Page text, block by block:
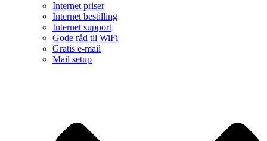
Internet priser
Internet bestilling
Internet support
Gode råd til WiFi
Gratis e-mail
Mail setup